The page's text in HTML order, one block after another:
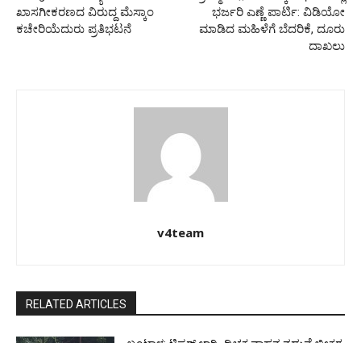
ಖಾಸಗೀಕರಣದ ವಿರುದ್ದ ಮೆಸ್ಕಾಂ
ಕಚೇರಿಯೆದುರು ಪ್ರತಿಭಟನೆ
ಭರ್ಜರಿ ಎಣ್ಣೆ ಪಾರ್ಟಿ: ವಿಡಿಯೋ
ಮಾಡಿದ ಮಹಿಳೆಗೆ ಬೆದರಿಕೆ, ದೂರು
ದಾಖಲು
v4team
RELATED ARTICLES